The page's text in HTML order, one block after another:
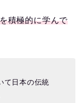
積極的に学んで
て日本の伝統